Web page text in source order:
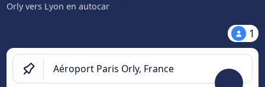
Orly vers Lyon en autocar
1